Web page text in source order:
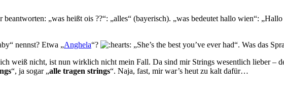
beantworten: „was heißt ois ??“: „alles“ (bayerisch). „was bedeutet hallo wien“: „Hallo
nennst? Etwa „Anghela“? „She’s the best you’ve ever had“. Was das
weiß nicht, ist nun wirklich nicht mein Fall. Da sind mir Strings wesentlich lieber –
“, ja sogar „alle tragen strings“. Naja, fast, mir war’s heut zu kalt dafür…